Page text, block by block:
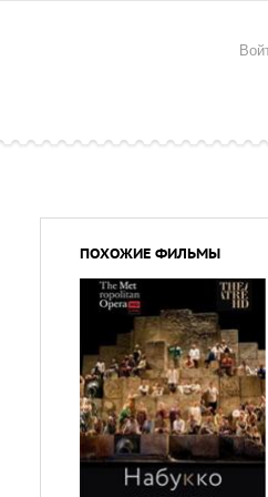
ПОХОЖИЕ ФИЛЬМЫ